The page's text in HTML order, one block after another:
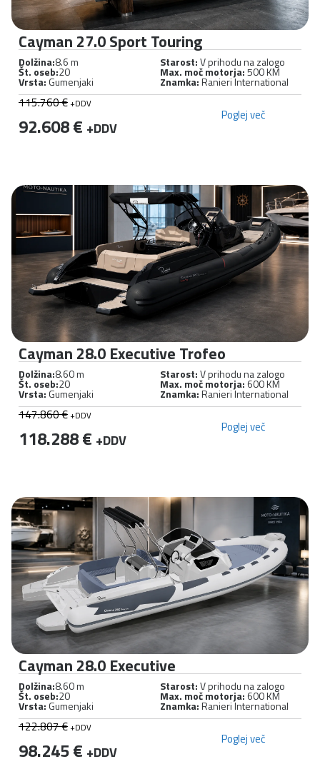
Cayman 27.0 Sport Touring
Dolžina:8.6 m Starost:V prihodu na zalogo
Št. oseb:20 Max. moč motorja:500 KM
Vrsta: Gumenjaki Znamka:Ranieri International
115.760 € +DDV
92.608 € +DDV
Poglej več
Cayman 28.0 Executive Trofeo
Dolžina:8.60 m Starost:V prihodu na zalogo
Št. oseb:20 Max. moč motorja: 600 KM
Vrsta: Gumenjaki Znamka:Ranieri International
147.860 € +DDV
118.288 € +DDV
Poglej več
Cayman 28.0 Executive
Dolžina:8.60 m Starost:V prihodu na zalogo
Št. oseb:20 Max. moč motorja: 600 KM
Vrsta: Gumenjaki Znamka:Ranieri International
122.807 € +DDV
98.245 € +DDV
Poglej več